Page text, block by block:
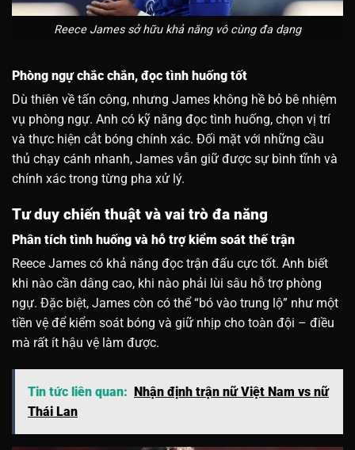
Reece James sở hữu khả năng vô cùng đa dạng
Phòng ngự chắc chắn, đọc tình huống tốt
Dù thiên về tấn công, nhưng James không hề bỏ bê nhiệm
vụ phòng ngự. Anh có kỹ năng đọc tình huống, chọn vị trí
và thực hiện cắt bóng chính xác. Đối mặt với những cầu
thủ chạy cánh nhanh, James vẫn giữ được sự bình tĩnh và
chính xác trong từng pha xử lý.
Tư duy chiến thuật và vai trò đa năng
Phân tích tình huống và hỗ trợ kiểm soát thế trận
Reece James có khả năng đọc trận đấu cực tốt. Anh biết
khi nào cần dâng cao, khi nào phải lùi sâu hỗ trợ phòng
ngự. Đặc biệt, James còn có thể “bó vào trung lộ” như một
tiền vệ để kiểm soát bóng và giữ nhịp cho toàn đội – điều
mà rất ít hậu vệ làm được.
Tin tức liên quan: Nhận định trận nữ Việt Nam vs nữ
Thái Lan